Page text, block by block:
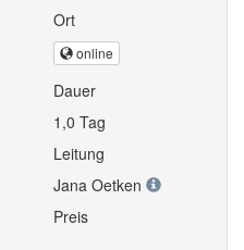
Ort
online
Dauer
1,0 Tag
Leitung
Jana Oetken
Preis